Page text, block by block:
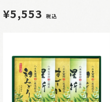
¥5,553 税込